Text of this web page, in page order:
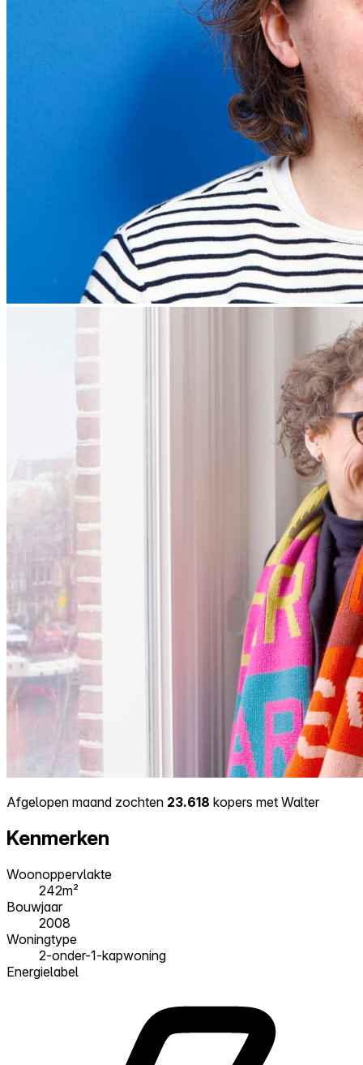
Afgelopen maand zochten 23.618 kopers met Walter
Kenmerken
Woonoppervlakte
242m²
Bouwjaar
2008
Woningtype
2-onder-1-kapwoning
Energielabel